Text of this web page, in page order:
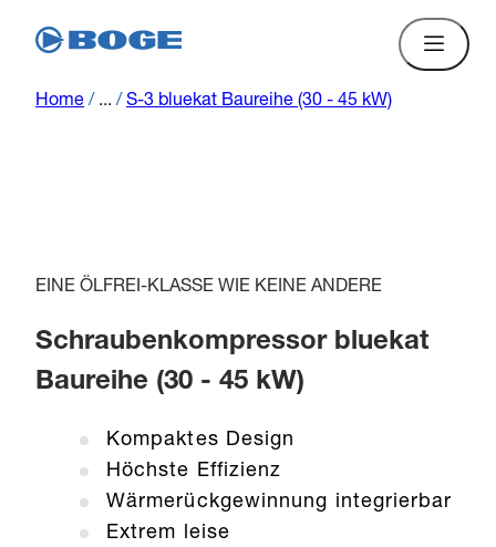
Home / ... / S-3 bluekat Baureihe (30 - 45 kW)
EINE ÖLFREI-KLASSE WIE KEINE ANDERE
Schraubenkompressor bluekat
Baureihe (30 - 45 kW)
Kompaktes Design
Höchste Effizienz
Wärmerückgewinnung integrierbar
Extrem leise